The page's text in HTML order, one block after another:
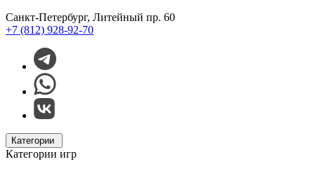
Санкт-Петербург, Литейный пр. 60
+7 (812) 928-92-70
Категории
Категории игр